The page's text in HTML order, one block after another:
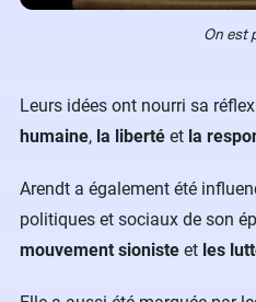
On est
Leurs idées ont nourri sa
humaine, la liberté et la
Arendt a également été
politiques et sociaux de son
mouvement sioniste et les